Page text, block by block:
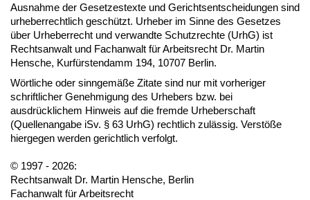
Ausnahme der Gesetzestexte und Gerichtsentscheidungen sind
urheberrechtlich geschützt. Urheber im Sinne des Gesetzes
über Urheberrecht und verwandte Schutzrechte (UrhG) ist
Rechtsanwalt und Fachanwalt für Arbeitsrecht Dr. Martin
Hensche, Kurfürstendamm 194, 10707 Berlin.
Wörtliche oder sinngemäße Zitate sind nur mit vorheriger
schriftlicher Genehmigung des Urhebers bzw. bei
ausdrücklichem Hinweis auf die fremde Urheberschaft
(Quellenangabe iSv. § 63 UrhG) rechtlich zulässig. Verstöße
hiergegen werden gerichtlich verfolgt.
© 1997 - 2026:
Rechtsanwalt Dr. Martin Hensche, Berlin
Fachanwalt für Arbeitsrecht